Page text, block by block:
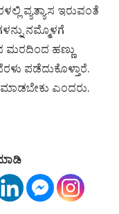
ವ್ಯತ್ಯಾಸ ಇರುವಂತೆ
ನಮ್ಮೊಳಗೆ
ಮರದಿಂದ ಹಣ್ಣು
ಪಡೆದುಕೊಳ್ತಾರೆ.
ಎಂದರು.